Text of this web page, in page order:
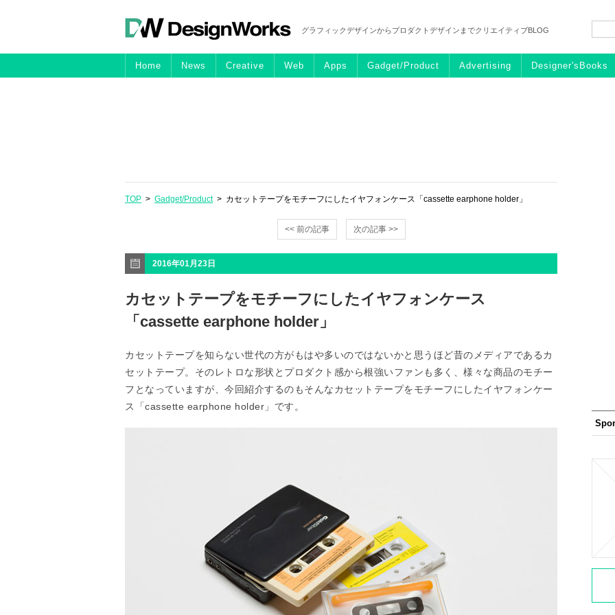
グラフィックデザインからプロダクトデザインまでクリエイティブBLOG
Home News Creative Web Apps Gadget/Product Advertising Designer'sBooks
TOP > Gadget/Product> カセットテープをモチーフにしたイヤフォンケース「cassette earphone holder」
<< 前の記事 次の記事 >>
2016年01月23日
カセットテープをモチーフにしたイヤフォンケース
「cassette earphone holder」
カセットテープを知らない世代の方がもはや多いのではないかと思うほど昔のメディアであるカ
セットテープ。そのレトロな形状とプロダクト感から根強いファンも多く、様々な商品のモチー
フとなっていますが、今回紹介するのもそんなカセットテープをモチーフにしたイヤフォンケー
ス「cassette earphone holder」です。